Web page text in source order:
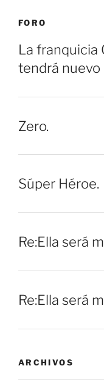
FORO
La franquicia
tendrá nuevo
Zero.
Súper Héroe.
Re:Ella será
Re:Ella será
ARCHIVOS